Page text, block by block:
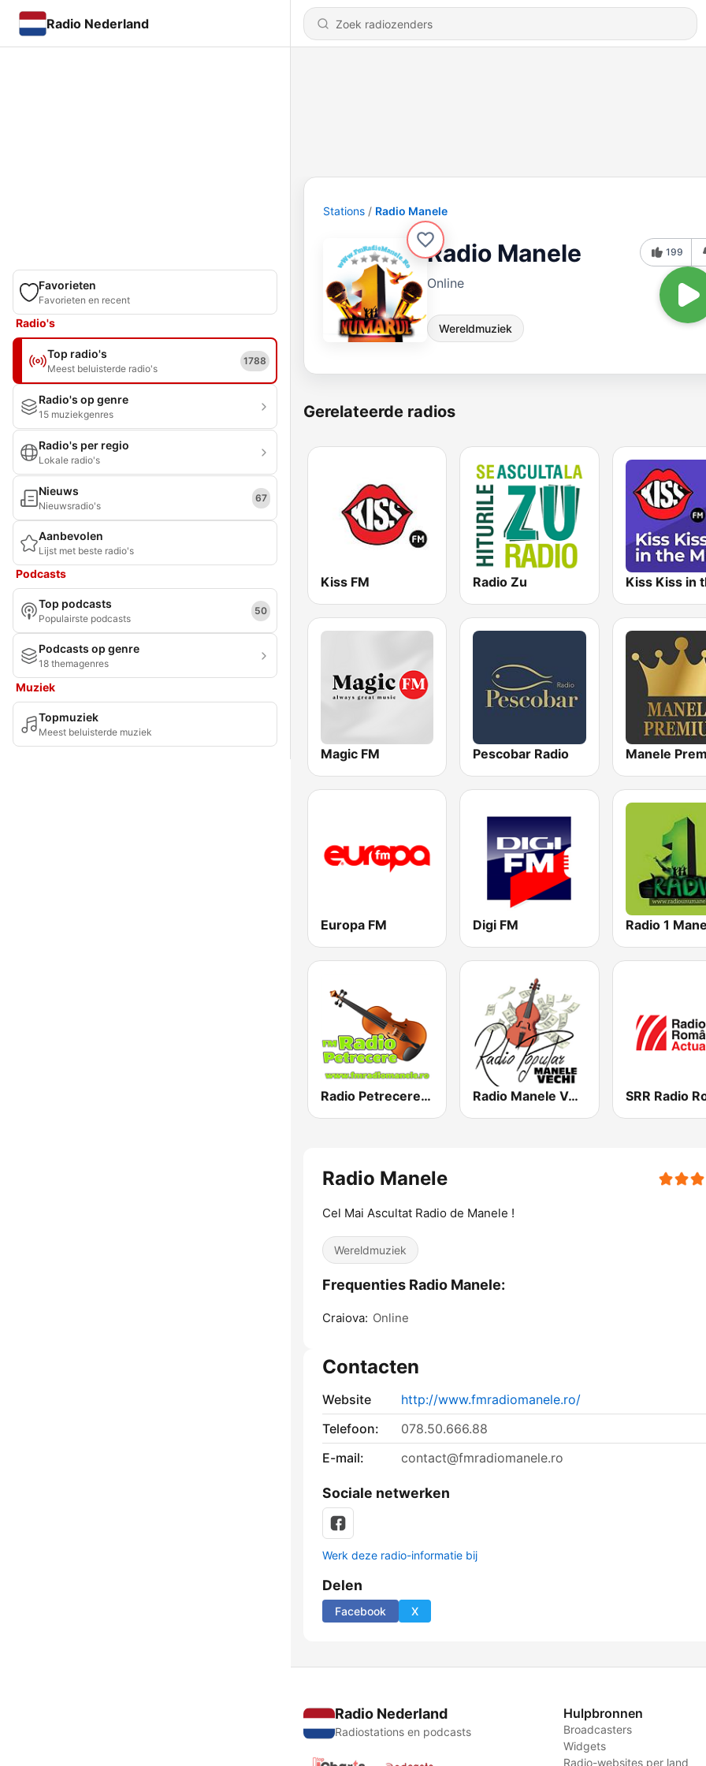
Radio Nederland
Favorieten
Favorieten en recent
Radio's
Top radio's
Meest beluisterde radio's
1788
Radio's op genre
15 muziekgenres
Radio's per regio
Lokale radio's
Nieuws
Nieuwsradio's
67
Aanbevolen
Lijst met beste radio's
Podcasts
Top podcasts
Populairste podcasts
50
Podcasts op genre
18 themagenres
Muziek
Topmuziek
Meest beluisterde muziek
Stations Radio Manele
Radio Manele
Online
Wereldmuziek
199
Gerelateerde radios
Kiss FM Radio Zu
Magic FM Pescobar Radio Manele
Europa FM Digi FM Radio 1
Radio Petrecere Romania Radio Manele Vechi Romania
Radio Manele
Cel Mai Ascultat Radio de Manele !
Wereldmuziek
Frequenties Radio Manele:
Craiova: Online
Contacten
Website
http://www.fmradiomanele.ro/
Telefoon:
078.50.666.88
E-mail:
contact@fmradiomanele.ro
Sociale netwerken
Werk deze radio-informatie bij
Delen
Facebook X
Radio Nederland
Radiostations en podcasts
Hulpbronnen
Broadcasters
Widgets
Radio-websites per land